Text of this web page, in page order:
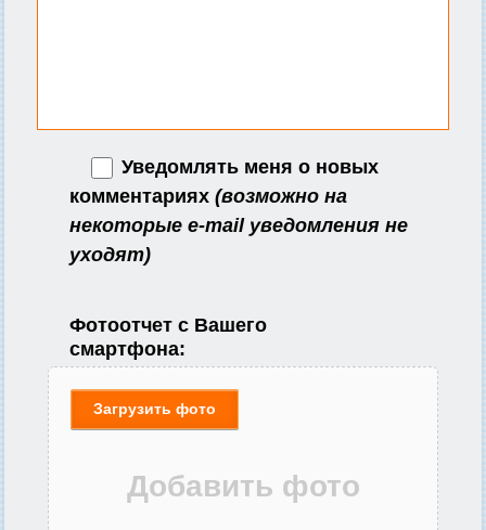
Уведомлять меня о новых
комментариях (возможно на
некоторые e-mail уведомления не
уходят)
Фотоотчет с Вашего
смартфона:
Загрузить фото